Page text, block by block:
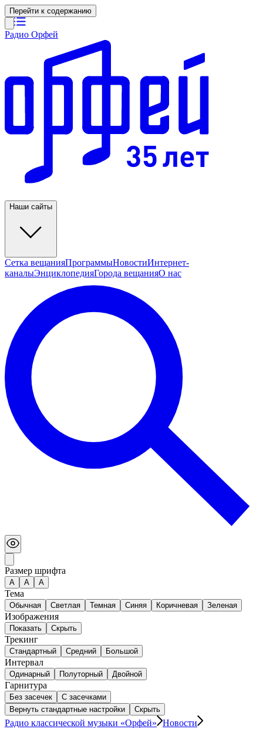
Перейти к содержанию
Радио Орфей
Наши сайты
Сетка вещанияПрограммыНовостиИнтернет-
каналыЭнциклопедияГорода вещанияО нас
Размер шрифта
А A A
Тема
Обычная Светлая Темная Синяя Коричневая Зеленая
Изображения
Показать Скрыть
Трекинг
Стандартный Средний Большой
Интервал
Одинарный Полуторный Двойной
Гарнитура
Без засечек
С засечками
Вернуть стандартные настройки
Скрыть
Радио классической музыки «Орфей» Новости